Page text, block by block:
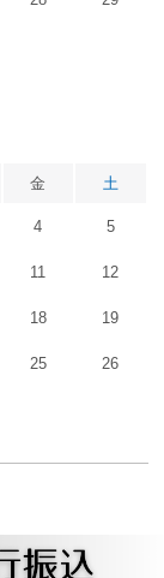
金 土
4 5
11 12
18 19
25 26